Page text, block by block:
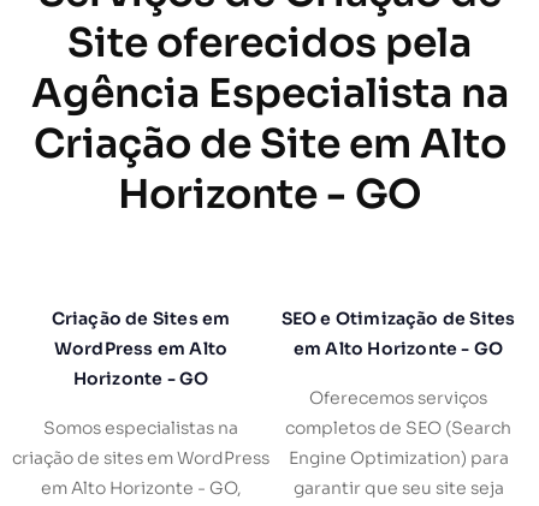
Site oferecidos pela
Agência Especialista na
Criação de Site em Alto
Horizonte - GO
Criação de Sites em
WordPress em Alto
Horizonte - GO
Somos especialistas na
criação de sites em WordPress
em Alto Horizonte - GO,
SEO e Otimização de Sites
em Alto Horizonte - GO
Oferecemos serviços
completos de SEO (Search
Engine Optimization) para
garantir que seu site seja